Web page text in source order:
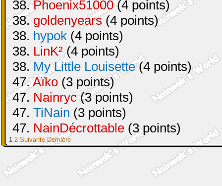
38.Phoenix51000(4 points)
38. goldenyears (4 points)
38. hypok (4 points)
38. LinK²(4 points)
38. My Little Louisette(4 points)
47.Aïko (3 points)
47. Nainryc(3 points)
47. TiNain (3 points)
47. NainDécrottable (3 points)
1 2 Suivante Dernière